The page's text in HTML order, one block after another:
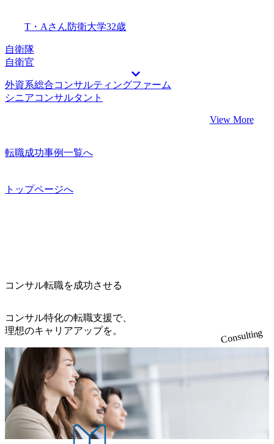
T・Aさん防衛大学32歳
自衛隊
自衛官
外資系総合コンサルティングファーム
シニアコンサルタント
View More
転職成功事例一覧へ
トップページへ
コンサル転職を成功させる
コンサル特化の転職支援で、
理想のキャリアアップを。
Consulting